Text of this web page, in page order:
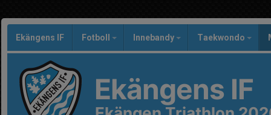
Ekängens IF Fotboll Innebandy Taekwondo
Ekängens IF